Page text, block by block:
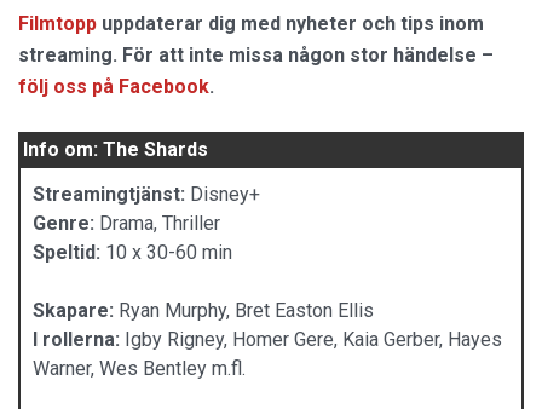
Filmtopp uppdaterar dig med nyheter och tips inom
streaming. För att inte missa någon stor händelse –
följ oss på Facebook.
Info om: The Shards
Streamingtjänst: Disney+
Genre: Drama, Thriller
Speltid: 10 x 30-60 min
Skapare: Ryan Murphy, Bret Easton Ellis
I rollerna: Igby Rigney, Homer Gere, Kaia Gerber, Hayes
Warner, Wes Bentley m.fl.